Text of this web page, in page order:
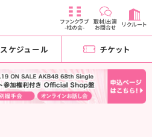
ファンクラブ
-柱の会-
取材/出演
お問合せ リクルート
スケジュール チケット